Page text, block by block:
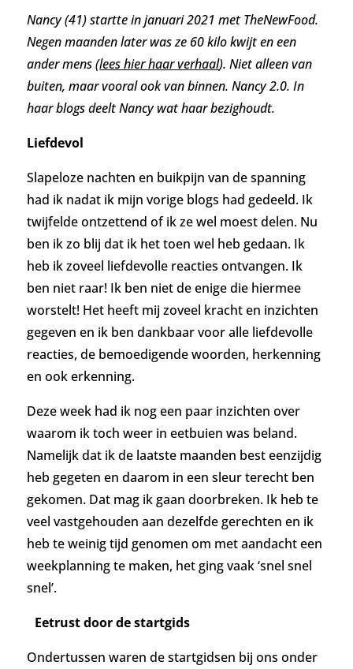
Nancy (41) startte in januari 2021 met TheNewFood.
Negen maanden later was ze 60 kilo kwijt en een
ander mens (lees hier haar verhaal). Niet alleen van
buiten, maar vooral ook van binnen. Nancy 2.0. In
haar blogs deelt Nancy wat haar bezighoudt.
Liefdevol
Slapeloze nachten en buikpijn van de spanning
had ik nadat ik mijn vorige blogs had gedeeld. Ik
twijfelde ontzettend of ik ze wel moest delen. Nu
ben ik zo blij dat ik het toen wel heb gedaan. Ik
heb ik zoveel liefdevolle reacties ontvangen. Ik
ben niet raar! Ik ben niet de enige die hiermee
worstelt! Het heeft mij zoveel kracht en inzichten
gegeven en ik ben dankbaar voor alle liefdevolle
reacties, de bemoedigende woorden, herkenning
en ook erkenning.
Deze week had ik nog een paar inzichten over
waarom ik toch weer in eetbuien was beland.
Namelijk dat ik de laatste maanden best eenzijdig
heb gegeten en daarom in een sleur terecht ben
gekomen. Dat mag ik gaan doorbreken. Ik heb te
veel vastgehouden aan dezelfde gerechten en ik
heb te weinig tijd genomen om met aandacht een
weekplanning te maken, het ging vaak ‘snel snel
snel’.
Eetrust door de startgids
Ondertussen waren de startgidsen bij ons onder